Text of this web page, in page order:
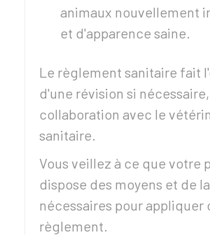
animaux nouvellement
et d'apparence saine.
Le règlement sanitaire fait
d'une révision si
collaboration avec le
sanitaire.
Vous veillez à ce que votre
dispose des moyens et de
nécessaires pour appliquer
règlement.